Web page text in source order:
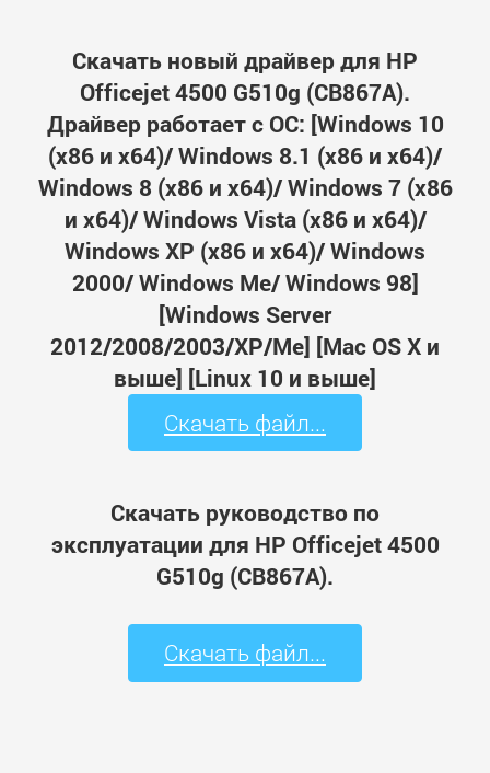
Скачать новый драйвер для HP
Officejet 4500 G510g (CB867A).
Драйвер работает с ОС: [Windows 10
(x86 и x64)/ Windows 8.1 (x86 и x64)/
Windows 8 (x86 и x64)/ Windows 7 (x86
и x64)/ Windows Vista (x86 и x64)/
Windows XP (x86 и x64)/ Windows
2000/ Windows Me/ Windows 98]
[Windows Server
2012/2008/2003/XP/Me] [Mac OS X и
выше] [Linux 10 и выше]
Скачать файл...
Скачать руководство по
эксплуатации для HP Officejet 4500
G510g (CB867A).
Скачать файл...